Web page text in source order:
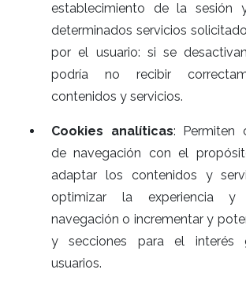
establecimiento de la sesión
determinados servicios
por el usuario: si se
podría no recibir
contenidos y servicios.
Cookies analíticas: Permiten
de navegación con el
adaptar los contenidos y
optimizar la experiencia y
navegación o incrementar y
y secciones para el interés
usuarios.